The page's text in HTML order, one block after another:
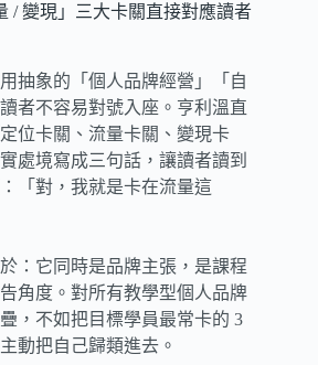
/ 變現」三大卡關直接對應讀者
抽象的「個人品牌經營」「自
者不容易對號入座。亨利溫直
位卡關、流量卡關、變現卡
處境寫成三句話，讓讀者讀到
「對，我就是卡在流量這
：它同時是品牌主張，是課程
角度。對所有教學型個人品牌
，不如把目標學員最常卡的 3
動把自己歸類進去。